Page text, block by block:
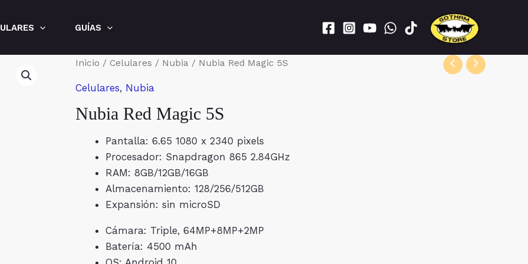
GUÍAS
Inicio / Celulares / Nubia / Nubia Red Magic 5S
Celulares, Nubia
Nubia Red Magic 5S
Pantalla: 6.65 1080 x 2340 pixels
Procesador: Snapdragon 865 2.84GHz
RAM: 8GB/12GB/16GB
Almacenamiento: 128/256/512GB
Expansión: sin microSD
Cámara: Triple, 64MP+8MP+2MP
Batería: 4500 mAh